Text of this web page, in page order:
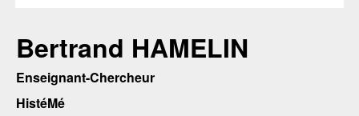
Bertrand HAMELIN
Enseignant-Chercheur
HistéMé